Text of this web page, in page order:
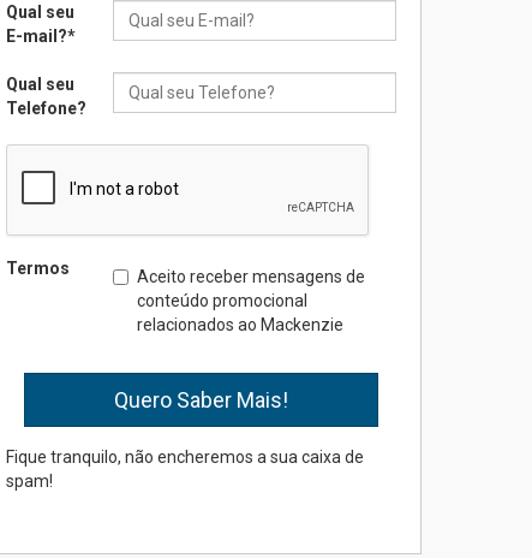
Transformadora reúne
docentes para debater
inovação e desafios da
04.08.2026
finalista do Prêmio Jabuti
com obra sobre ética e
arquitetura contemporânea
parcerias internacionais
03.08.2026
Qual seu
E-mail?*
Qual seu
Telefone?
Termos
Aceito receber mensagens de
conteúdo promocional
relacionados ao Mackenzie
Fique tranquilo, não encheremos a sua caixa de
spam!